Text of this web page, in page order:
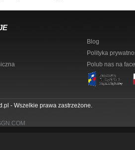
Blog
Polityka
Polub nas na
- Wszelkie prawa zastrzeżone.